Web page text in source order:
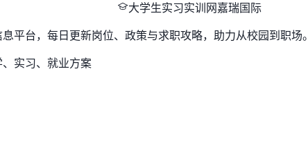
大学生实习实训网嘉瑞国际
平台，每日更新岗位、政策与求职攻略，助力从校园到职场。
实习、就业方案